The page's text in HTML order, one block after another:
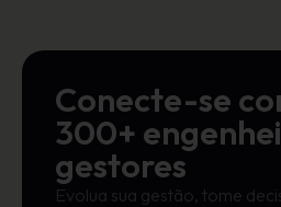
Conecte-se
300+
gestores
Evolua sua gestão, tome